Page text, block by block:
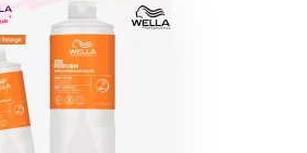
PERFORM+
STRAIGHT
FIXATEUR 1000ML
WELLA
Produits